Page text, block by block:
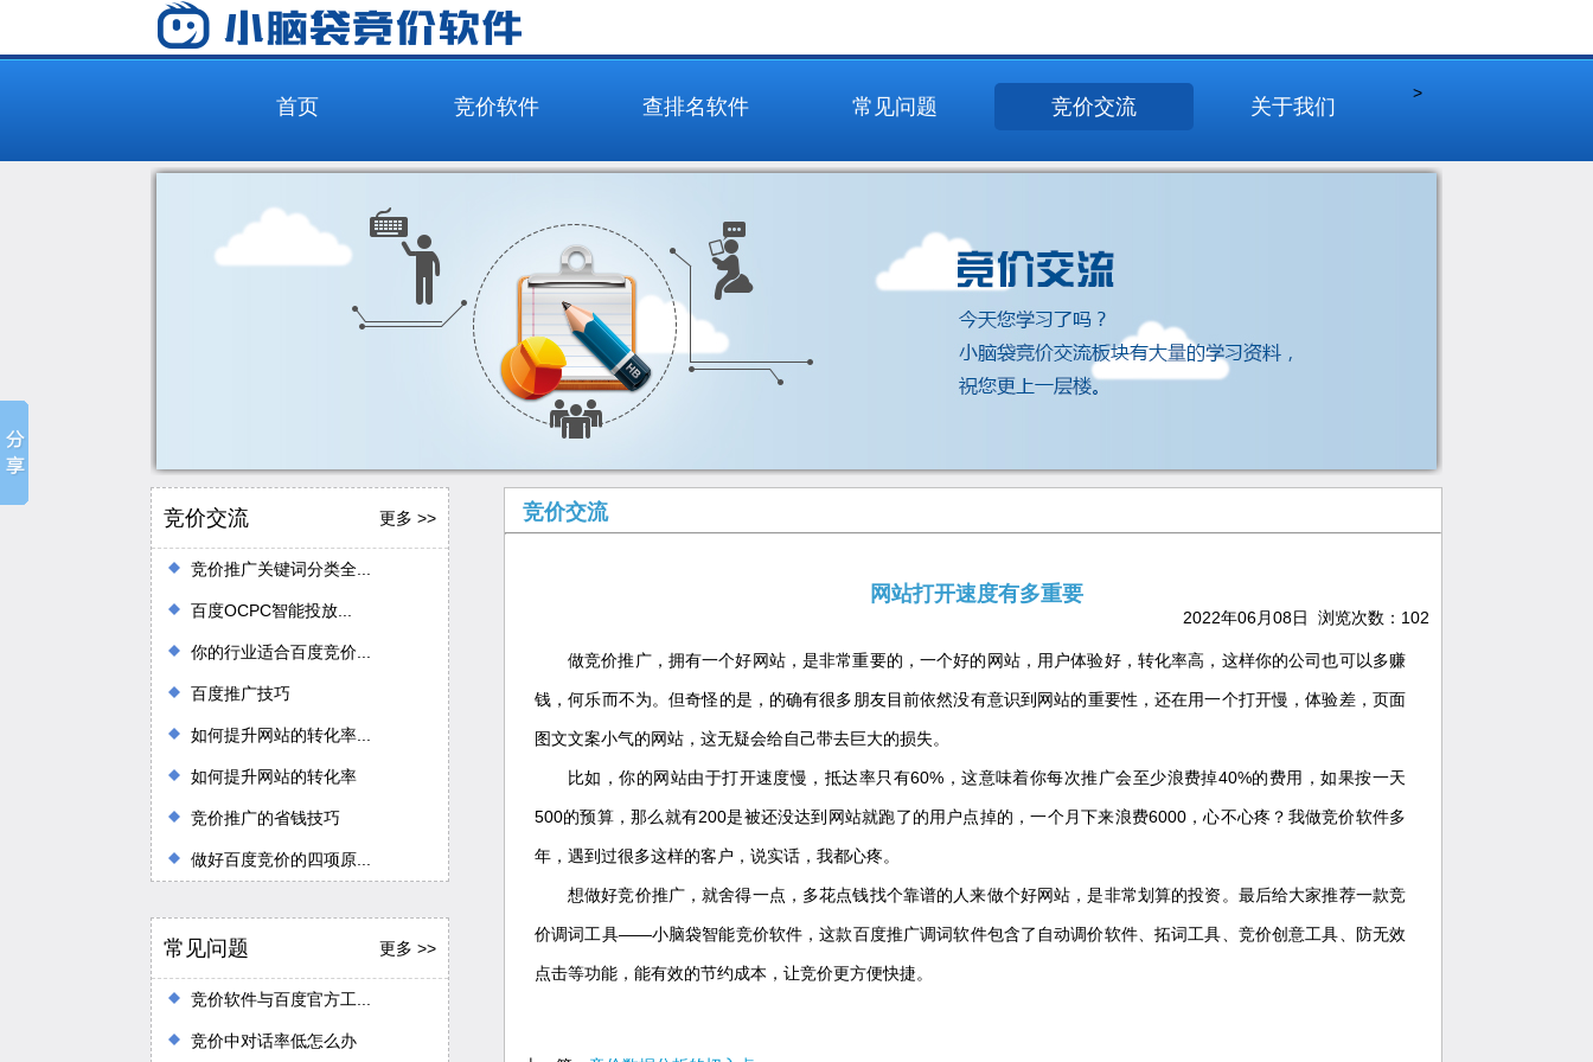
首页 竞价软件 查排名软件
>
常见问题 竞价交流 关于我们
竞价交流 更多 >>
竞价推广关键词分类全...
百度OCPC智能投放...
你的行业适合百度竞价...
百度推广技巧
如何提升网站的转化率...
如何提升网站的转化率
竞价推广的省钱技巧
做好百度竞价的四项原...
常见问题 更多 >>
竞价软件与百度官方工...
竞价中对话率低怎么办
竞价交流
网站打开速度有多重要
2022年06月08日 浏览次数： 102
做竞价推广，拥有一个好网站，是非常重要的，一个好的网站，用户体验好，转化率高，这样你的公司也可以多赚
钱，何乐而不为。但奇怪的是，的确有很多朋友目前依然没有意识到网站的重要性，还在用一个打开慢，体验差，页面
图文文案小气的网站，这无疑会给自己带去巨大的损失。
比如，你的网站由于打开速度慢，抵达率只有60%，这意味着你每次推广会至少浪费掉40%的费用，如果按一天
500的预算，那么就有200是被还没达到网站就跑了的用户点掉的，一个月下来浪费6000，心不心疼？我做竞价软件多
年，遇到过很多这样的客户，说实话，我都心疼。
想做好竞价推广，就舍得一点，多花点钱找个靠谱的人来做个好网站，是非常划算的投资。最后给大家推荐一款竞
价调词工具——小脑袋智能竞价软件，这款百度推广调词软件包含了自动调价软件、拓词工具、竞价创意工具、防无效
点击等功能，能有效的节约成本，让竞价更方便快捷。